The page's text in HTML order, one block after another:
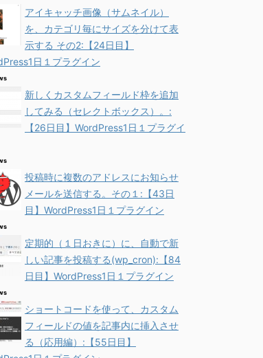
アイキャッチ画像（サムネイル）
を、カテゴリ毎にサイズを分けて表
示する その2:【24日目】
日１プラグイン
新しくカスタムフィールド枠を追加
してみる（セレクトボックス）。:
【26日目】WordPress1日１プラグイ
投稿時に複数のアドレスにお知らせ
メールを送信する。その１:【43日
目】WordPress1日１プラグイン
定期的（１日おきに）に、自動で新
しい記事を投稿する(wp_cron):【84
日目】WordPress1日１プラグイン
ショートコードを使って、カスタム
フィールドの値を記事内に挿入させ
る（応用編）:【55日目】